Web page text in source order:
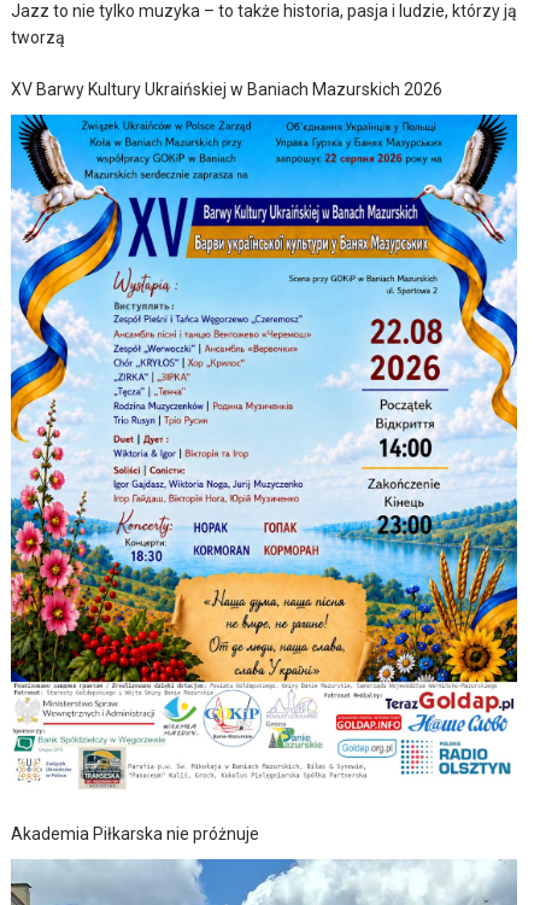
Jazz to nie tylko muzyka – to także historia, pasja i ludzie, którzy ją
tworzą
XV Barwy Kultury Ukraińskiej w Baniach Mazurskich 2026
Akademia Piłkarska nie próżnuje